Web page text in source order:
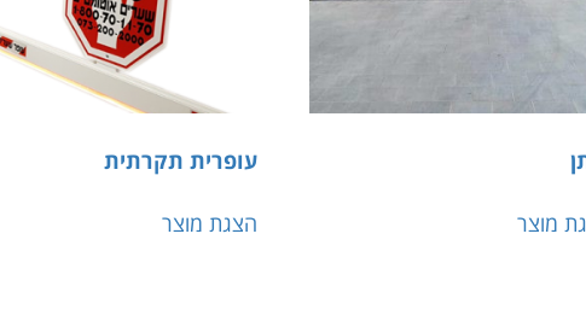
מוצר
עופרית תקרתית
הצגת מוצר